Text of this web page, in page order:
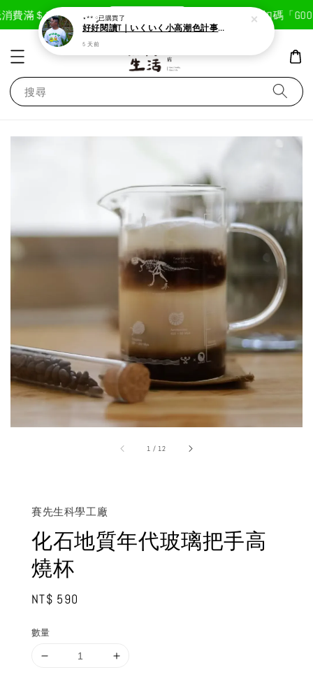
費滿＄1800免運費 現在去購物！ 首次註冊輸入折扣碼「
搜尋
1 / 12
賽先生科學工廠
化石地質年代玻璃把手高
燒杯
Regular
NT$ 590
數量
⋆** ༘已購買了
好好閱讀T｜いくいく小高潮色計事務所X好好生活書店聯名款
5 天前